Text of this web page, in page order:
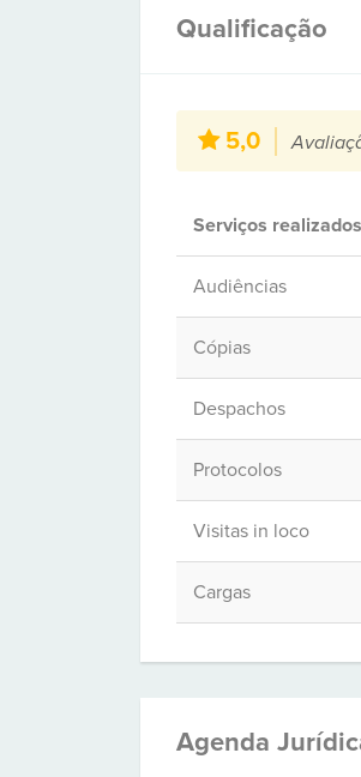
Qualificação
5,0
Serviços realizados
Audiências
Cópias
Despachos
Protocolos
Visitas in loco
Cargas
Agenda